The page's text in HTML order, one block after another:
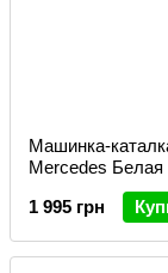
Машинка-
Mercedes Белая
1 995 грн